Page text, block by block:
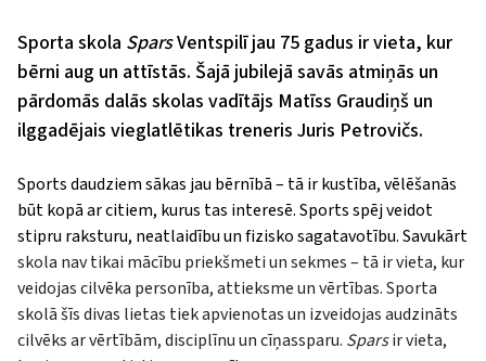
Sporta skola SparsVentspilī jau 75 gadus ir vieta, kur
bērni aug un attīstās. Šajā jubilejā savās atmiņās un
pārdomās dalās skolas vadītājs Matīss Graudiņš un
ilggadējais vieglatlētikas treneris Juris Petrovičs.
Sports daudziem sākas jau bērnībā – tā ir kustība, vēlēšanās
būt kopā ar citiem, kurus tas interesē. Sports spēj veidot
stipru raksturu, neatlaidību un fizisko sagatavotību. Savukārt
skola nav tikai mācību priekšmeti un sekmes – tā ir vieta, kur
veidojas cilvēka personība, attieksme un vērtības. Sporta
skolā šīs divas lietas tiek apvienotas un izveidojas audzināts
cilvēks ar vērtībām, disciplīnu un cīņassparu. Sparsir vieta,